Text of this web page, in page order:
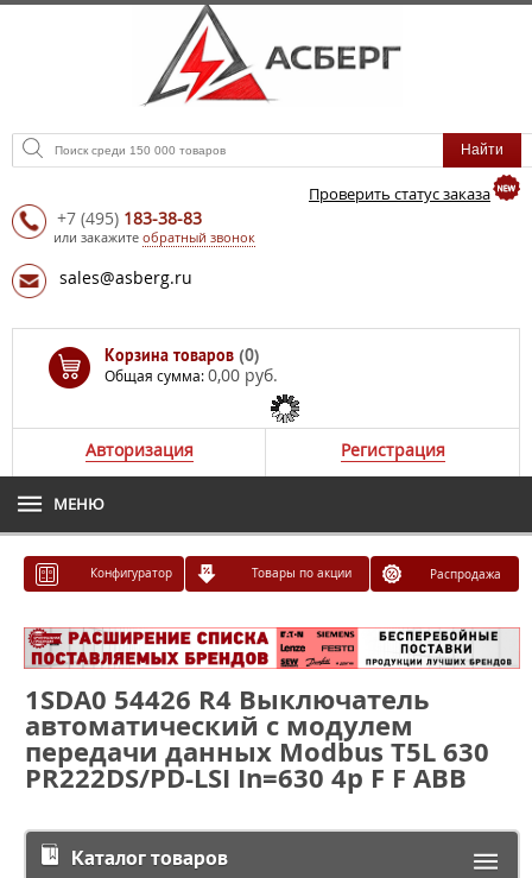
Проверить статус заказа
+7 (495) 183-38-83
или закажите обратный звонок
sales@asberg.ru
Корзина товаров (0)
Общая сумма:0,00 руб.
Авторизация Регистрация
МЕНЮ
Конфигуратор Товары по акции Распродажа
1SDA0 54426 R4 Выключатель
автоматический с модулем
передачи данных Modbus T5L 630
PR222DS/PD-LSI In=630 4p F F ABB
Каталог товаров